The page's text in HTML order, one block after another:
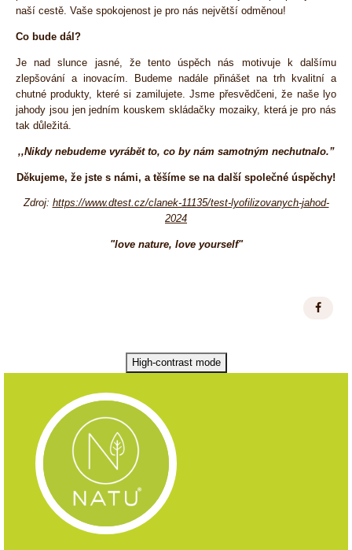
naší cestě. Vaše spokojenost je pro nás největší odměnou!
Co bude dál?
Je nad slunce jasné, že tento úspěch nás motivuje k dalšímu
zlepšování a inovacím. Budeme nadále přinášet na trh kvalitní a
chutné produkty, které si zamilujete. Jsme přesvědčeni, že naše lyo
jahody jsou jen jedním kouskem skládačky mozaiky, která je pro nás
tak důležitá.
‚‚Nikdy nebudeme vyrábět to, co by nám samotným nechutnalo.”
Děkujeme, že jste s námi, a těšíme se na další společné úspěchy!
Zdroj: https://www.dtest.cz/clanek-11135/test-lyofilizovanych-jahod-
2024
"love nature, love yourself"
High-contrast mode